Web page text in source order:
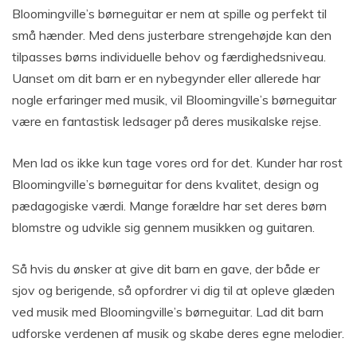
Bloomingville’s børneguitar er nem at spille og perfekt til
små hænder. Med dens justerbare strengehøjde kan den
tilpasses børns individuelle behov og færdighedsniveau.
Uanset om dit barn er en nybegynder eller allerede har
nogle erfaringer med musik, vil Bloomingville’s børneguitar
være en fantastisk ledsager på deres musikalske rejse.
Men lad os ikke kun tage vores ord for det. Kunder har rost
Bloomingville’s børneguitar for dens kvalitet, design og
pædagogiske værdi. Mange forældre har set deres børn
blomstre og udvikle sig gennem musikken og guitaren.
Så hvis du ønsker at give dit barn en gave, der både er
sjov og berigende, så opfordrer vi dig til at opleve glæden
ved musik med Bloomingville’s børneguitar. Lad dit barn
udforske verdenen af musik og skabe deres egne melodier.